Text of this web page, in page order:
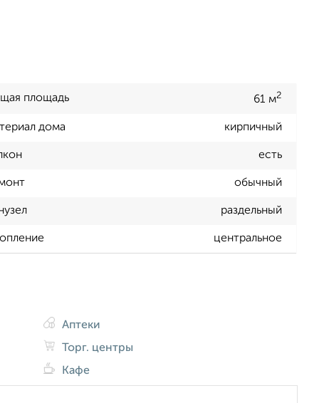
площадь 61 м2
дома кирпичный
есть
обычный
раздельный
центральное
Аптеки
Торг. центры
Кафе